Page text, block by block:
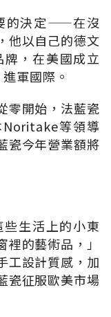
的決定——在沒
他以自己的德文
，在美國成立
軍國際。
零開始，法藍瓷
Noritake等領導
瓷今年營業額將
些生活上的小東
的藝術品，」
工設計質感，加
瓷征服歐美市場